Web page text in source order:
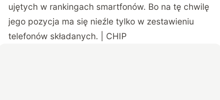
ujętych w rankingach smartfonów. Bo na tę chwilę
jego pozycja ma się nieźle tylko w zestawieniu
telefonów składanych. | CHIP